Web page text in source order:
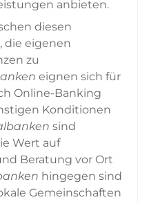
anbieten.
diesen
die eigenen
zu
eignen sich für
Online-Banking
Konditionen
sind
Wert auf
Beratung vor Ort
hingegen sind
Gemeinschaften